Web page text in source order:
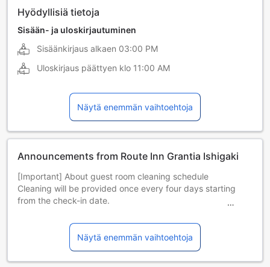
Hyödyllisiä tietoja
Sisään- ja uloskirjautuminen
Sisäänkirjaus alkaen 03:00 PM
Uloskirjaus päättyen klo 11:00 AM
Näytä enemmän vaihtoehtoja
Announcements from Route Inn Grantia Ishigaki
[Important] About guest room cleaning schedule
Cleaning will be provided once every four days starting
from the check-in date.
April 1 (Check-in) ・ April 2 (No cleaning) ・ April 3 (No
cleaning) ・ April 4 (Cleaning day) ・ April 5 (No cleaning)
・ April 6 (Check-out)
Näytä enemmän vaihtoehtoja